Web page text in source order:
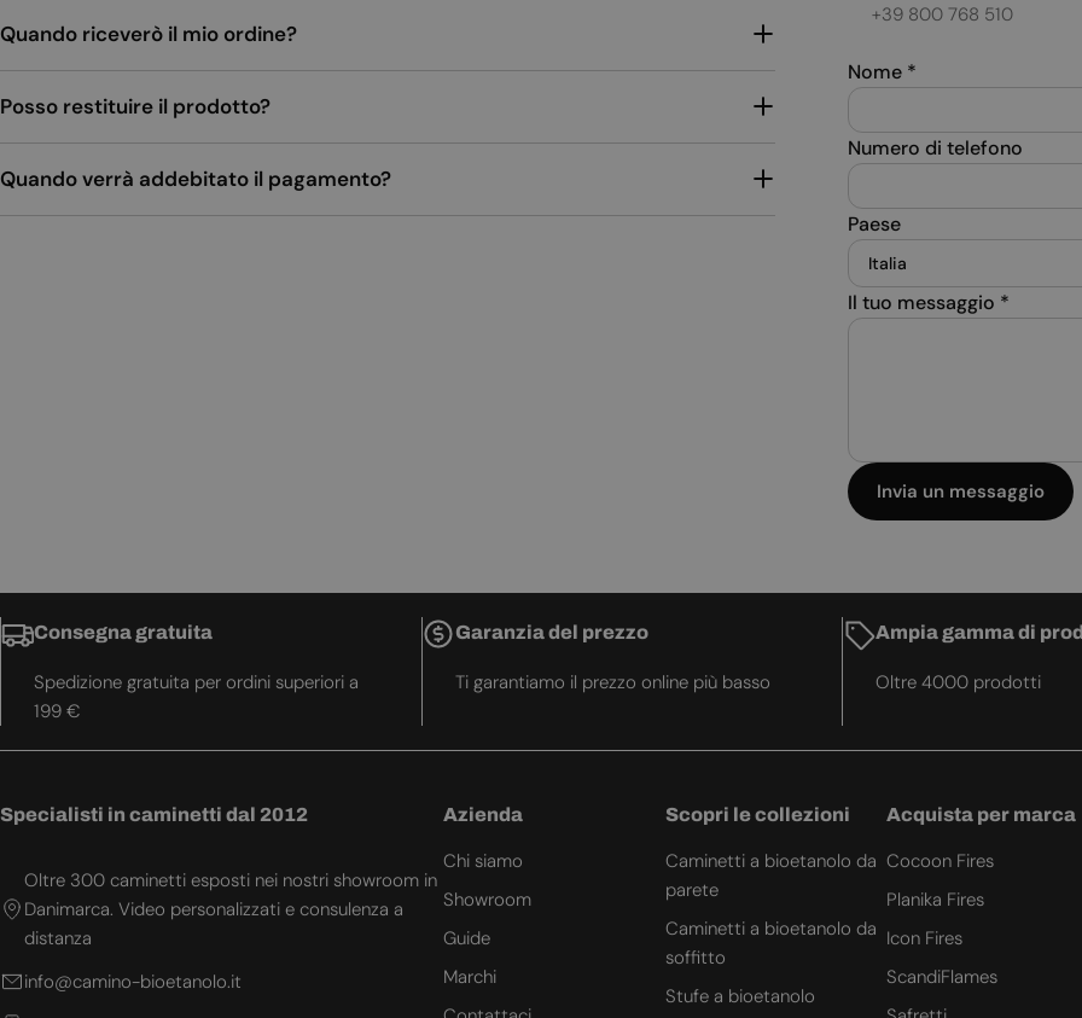
Quando riceverò il mio ordine?
Posso restituire il prodotto?
Quando verrà addebitato il pagamento?
+39 800 768 510
Nome *
Numero di telefono
Paese
Il tuo messaggio *
Invia un messaggio
Consegna gratuita
Spedizione gratuita per ordini superiori a
199 €
Garanzia del prezzo
Ti garantiamo il prezzo online più basso
Ampia gamma di
Oltre 4000 prodotti
Specialisti in caminetti dal 2012
Oltre 300 caminetti esposti nei nostri showroom in
Danimarca. Video personalizzati e consulenza a
distanza
info@camino-bioetanolo.it
Azienda
Chi siamo
Showroom
Guide
Marchi
Scopri le collezioni
Caminetti a bioetanolo da
parete
Caminetti a bioetanolo da
soffitto
Stufe a bioetanolo
Acquista per marca
Cocoon Fires
Planika Fires
Icon Fires
ScandiFlames